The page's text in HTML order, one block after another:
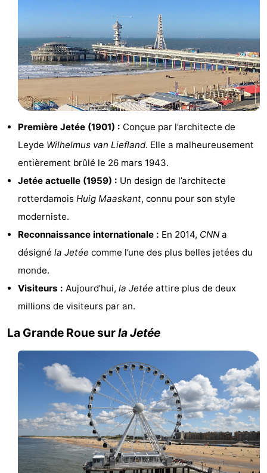
Zee
Zuid-
Kennermerland
Amsterdam
Haarlem
Zandvoort
Leiden
Bollenstreek
Nature
Duin
Katwijk
Haye
Rotterdam
Rockanje
Zeeland
Schouwen-
Renesse
Brouwershaven
Bruinisse
Première Jetée (1901) : Conçue par l’architecte de
Leyde Wilhelmus van Liefland. Elle a malheureusement
entièrement brûlé le 26 mars 1943.
Jetée actuelle (1959) : Un design de l’architecte
rotterdamois Huig Maaskant, connu pour son style
moderniste.
Reconnaissance internationale : En 2014, CNNa
désigné la Jetée comme l’une des plus belles jetées du
monde.
Visiteurs : Aujourd’hui, la Jetée attire plus de deux
millions de visiteurs par an.
La Grande Roue surla Jetée